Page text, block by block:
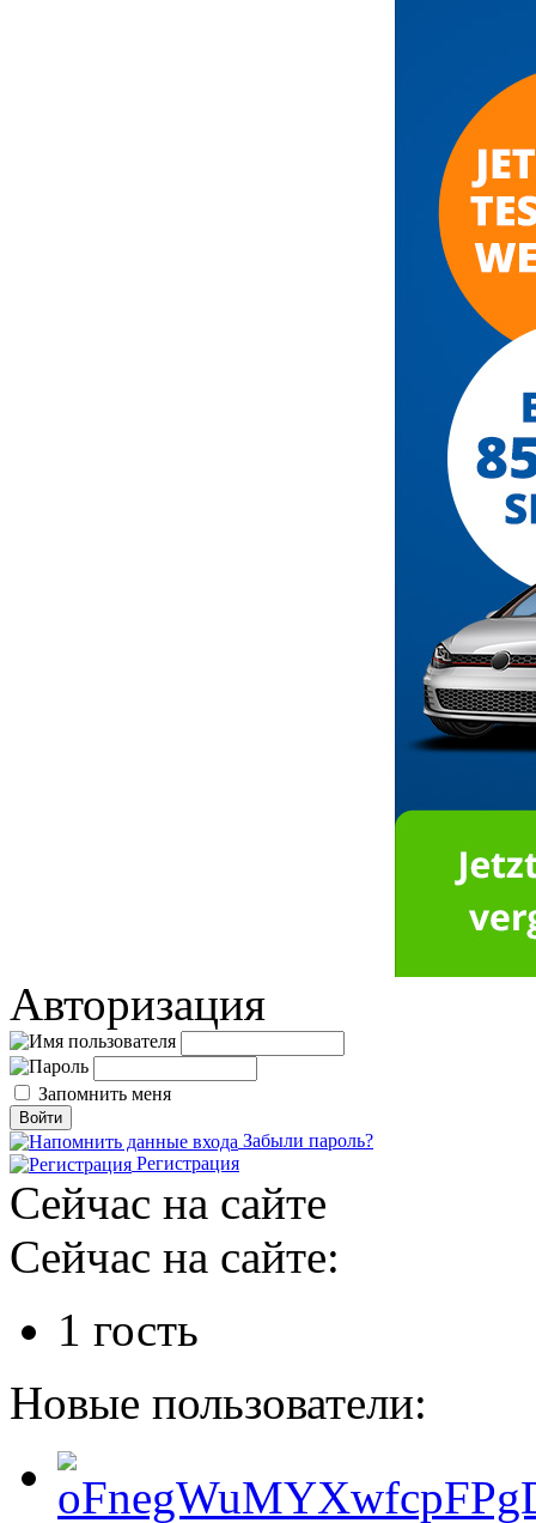
Авторизация
Запомнить меня
Забыли пароль?
Регистрация
Сейчас на сайте
Сейчас на сайте:
1 гость
Новые пользователи: